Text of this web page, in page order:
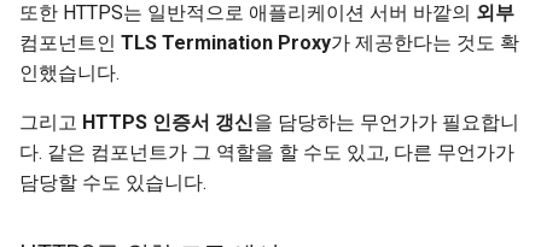
Body - 업데이트
의존성
보안
OpenAPI Webhooks
WSGI 포함하기 - Flask,
Django 등
또한 HTTPS는 일반적으로 애플리케이션 서버 바깥의 외부
컴포넌트인 TLS Termination Proxy가 제공한다는 것도 확
인했습니다.
그리고 HTTPS 인증서 갱신을 담당하는 무언가가 필요합니
다. 같은 컴포넌트가 그 역할을 할 수도 있고, 다른 무언가가
담당할 수도 있습니다.